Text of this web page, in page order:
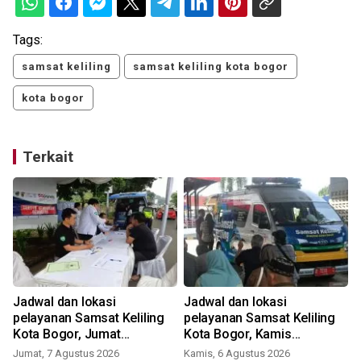
Tags:
samsat keliling samsat keliling kota bogor
kota bogor
Terkait
Jadwal dan lokasi
pelayanan Samsat Keliling
Kota Bogor, Jumat
(7/8/2026)
Jumat, 7 Agustus 2026
Jadwal dan lokasi
pelayanan Samsat Keliling
Kota Bogor, Kamis
(5/8/2026)
Kamis, 6 Agustus 2026